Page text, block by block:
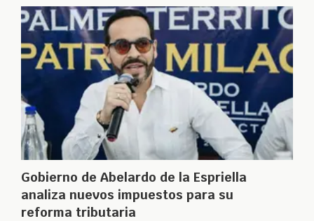
Gobierno de Abelardo de la Espriella
analiza nuevos impuestos para su
reforma tributaria